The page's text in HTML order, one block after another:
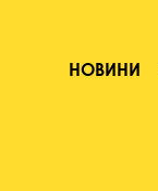
НОВИНИ